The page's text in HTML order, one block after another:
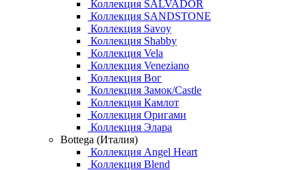
Коллекция SALVADOR
Коллекция SANDSTONE
Коллекция Savoy
Коллекция Shabby
Коллекция Vela
Коллекция Veneziano
Коллекция Вог
Коллекция Замок/Castle
Коллекция Камлот
Коллекция Оригами
Коллекция Элара
Bottega (Италия)
Коллекция Angel Heart
Коллекция Blend